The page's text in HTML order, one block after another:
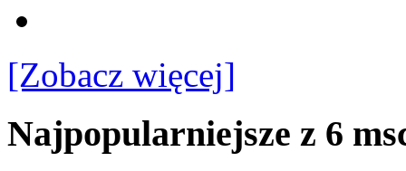
[Zobacz więcej]
Najpopularniejsze z 6